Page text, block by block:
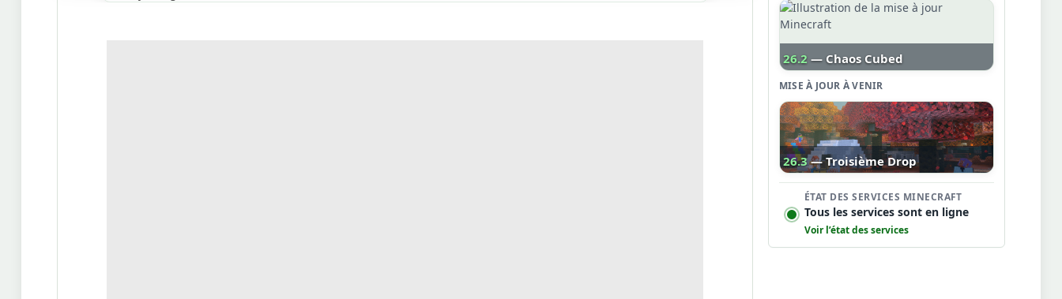
26.2 — Chaos Cubed
MISE À JOUR À VENIR
26.3 — Troisième Drop
ÉTAT DES SERVICES MINECRAFT
Tous les services sont en ligne
Voir l’état des services